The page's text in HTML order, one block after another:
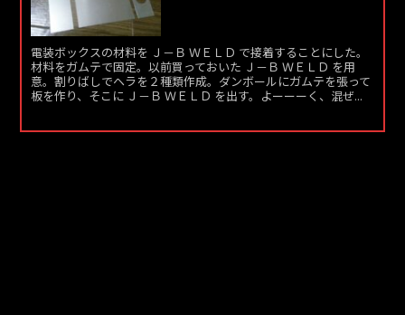
電装ボックスの材料を Ｊ－Ｂ ＷＥＬＤ で接着することにした。
材料をガムテで固定。以前買っておいた Ｊ－Ｂ ＷＥＬＤ を用
意。割りばしでヘラを２種類作成。ダンボールにガムテを張って
板を作り、そこに Ｊ－Ｂ ＷＥＬＤ を出す。よーーーく、混ぜ...